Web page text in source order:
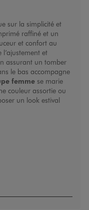
sur la simplicité et
raffiné et un
et confort au
et
assurant un tomber
le bas accompagne
femmese marie
couleur assortie ou
un look estival